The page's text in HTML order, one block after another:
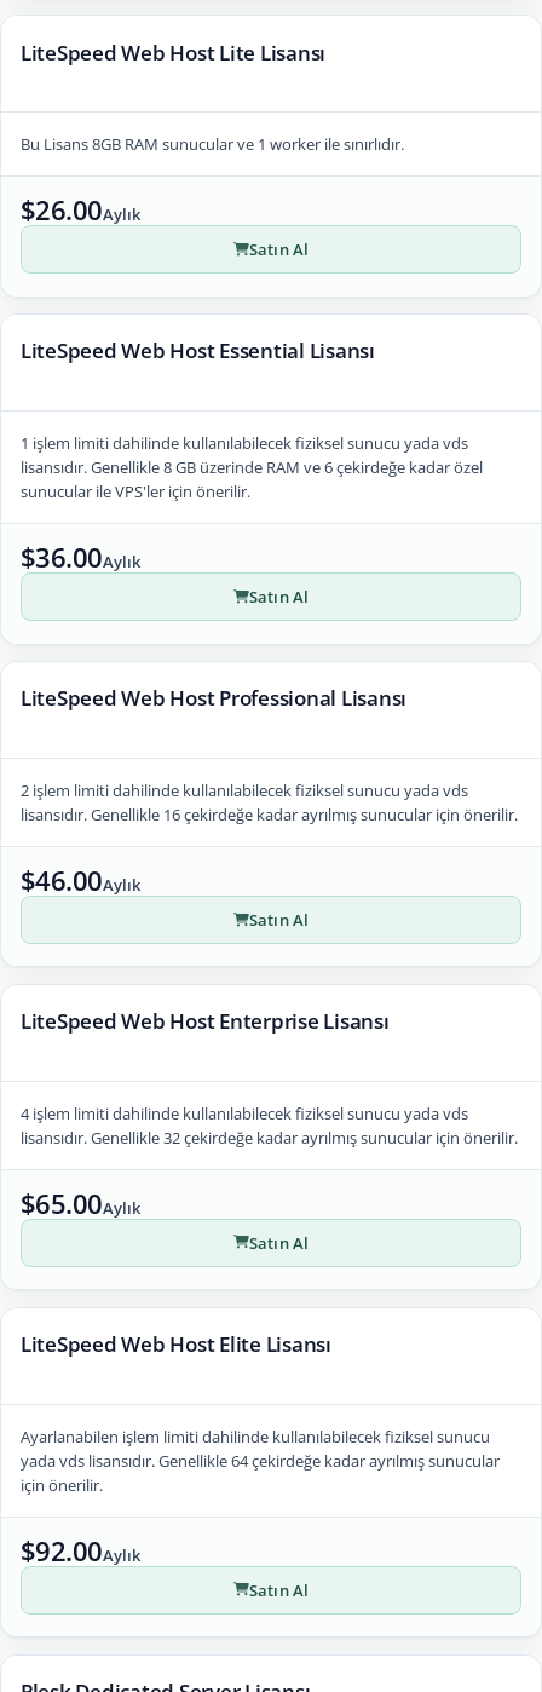
LiteSpeed Web Host Lite Lisansı
Bu Lisans 8GB RAM sunucular ve 1 worker ile sınırlıdır.
$26.00Aylık
Satın Al
LiteSpeed Web Host Essential Lisansı
1 işlem limiti dahilinde kullanılabilecek fiziksel sunucu yada vds
lisansıdır. Genellikle 8 GB üzerinde RAM ve 6 çekirdeğe kadar özel
sunucular ile VPS'ler için önerilir.
$36.00Aylık
Satın Al
LiteSpeed Web Host Professional Lisansı
2 işlem limiti dahilinde kullanılabilecek fiziksel sunucu yada vds
lisansıdır. Genellikle 16 çekirdeğe kadar ayrılmış sunucular için önerilir.
$46.00Aylık
Satın Al
LiteSpeed Web Host Enterprise Lisansı
4 işlem limiti dahilinde kullanılabilecek fiziksel sunucu yada vds
lisansıdır. Genellikle 32 çekirdeğe kadar ayrılmış sunucular için önerilir.
$65.00Aylık
Satın Al
LiteSpeed Web Host Elite Lisansı
Ayarlanabilen işlem limiti dahilinde kullanılabilecek fiziksel sunucu
yada vds lisansıdır. Genellikle 64 çekirdeğe kadar ayrılmış sunucular
için önerilir.
$92.00Aylık
Satın Al